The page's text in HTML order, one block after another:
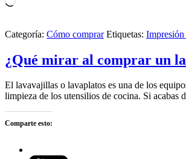
Categoría: Cómo comprar Etiquetas: Impresión
¿Qué mirar al comprar un
El lavavajillas o lavaplatos es una de los
limpieza de los utensilios de cocina. Si acabas
Comparte esto: